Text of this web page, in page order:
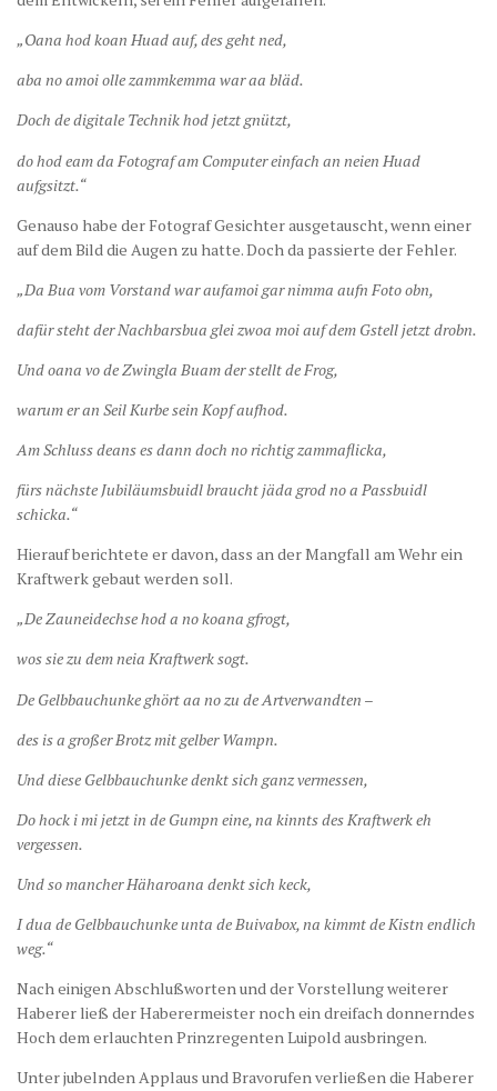
„Oana hod koan Huad auf, des geht ned,
aba no amoi olle zammkemma war aa bläd.
Doch de digitale Technik hod jetzt gnützt,
do hod eam da Fotograf am Computer einfach an neien Huad
aufgsitzt.“
Genauso habe der Fotograf Gesichter ausgetauscht, wenn einer
auf dem Bild die Augen zu hatte. Doch da passierte der Fehler.
„Da Bua vom Vorstand war aufamoi gar nimma aufn Foto obn,
dafür steht der Nachbarsbua glei zwoa moi auf dem Gstell jetzt drobn.
Und oana vo de Zwingla Buam der stellt de Frog,
warum er an Seil Kurbe sein Kopf aufhod.
Am Schluss deans es dann doch no richtig zammaflicka,
fürs nächste Jubiläumsbuidl braucht jäda grod no a Passbuidl
schicka.“
Hierauf berichtete er davon, dass an der Mangfall am Wehr ein
Kraftwerk gebaut werden soll.
„De Zauneidechse hod a no koana gfrogt,
wos sie zu dem neia Kraftwerk sogt.
De Gelbbauchunke ghört aa no zu de Artverwandten –
des is a großer Brotz mit gelber Wampn.
Und diese Gelbbauchunke denkt sich ganz vermessen,
Do hock i mi jetzt in de Gumpn eine, na kinnts des Kraftwerk eh
vergessen.
Und so mancher Häharoana denkt sich keck,
I dua de Gelbbauchunke unta de Buivabox, na kimmt de Kistn endlich
weg.“
Nach einigen Abschlußworten und der Vorstellung weiterer
Haberer ließ der Haberermeister noch ein dreifach donnerndes
Hoch dem erlauchten Prinzregenten Luipold ausbringen.
Unter jubelnden Applaus und Bravorufen verließen die Haberer